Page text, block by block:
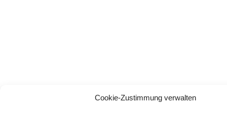
Cookie-Zustimmung verwalten